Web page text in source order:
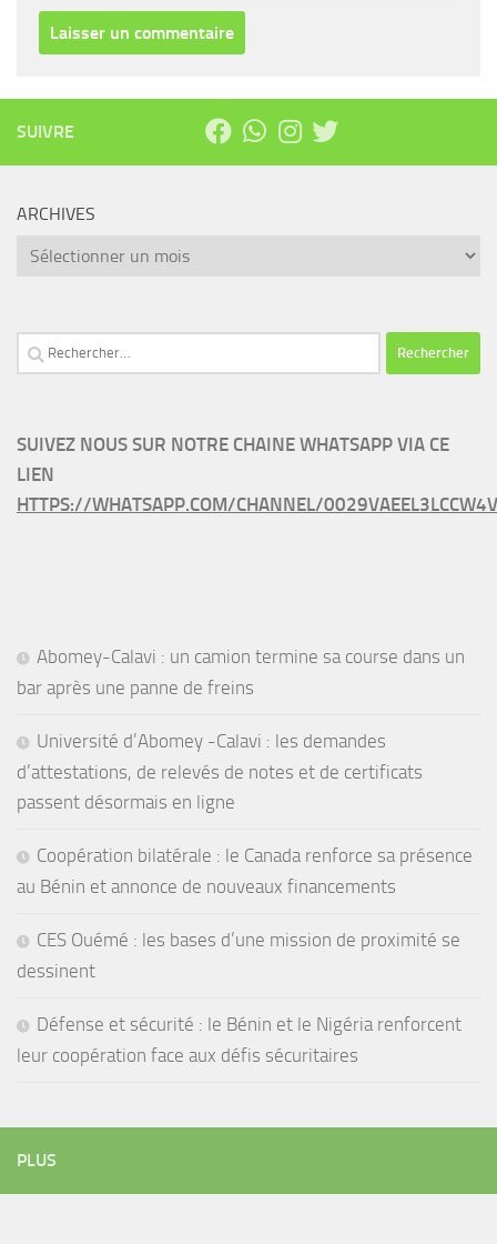
SUIVRE
ARCHIVES
Archives
Rechercher :
SUIVEZ NOUS SUR NOTRE CHAINE WHATSAPP VIA CE
LIEN
HTTPS://WHATSAPP.COM/CHANNEL/
Abomey-Calavi : un camion termine sa course dans un
bar après une panne de freins
Université d’Abomey -Calavi : les demandes
d’attestations, de relevés de notes et de certificats
passent désormais en ligne
Coopération bilatérale : le Canada renforce sa présence
au Bénin et annonce de nouveaux financements
CES Ouémé : les bases d’une mission de proximité se
dessinent
Défense et sécurité : le Bénin et le Nigéria renforcent
leur coopération face aux défis sécuritaires
PLUS